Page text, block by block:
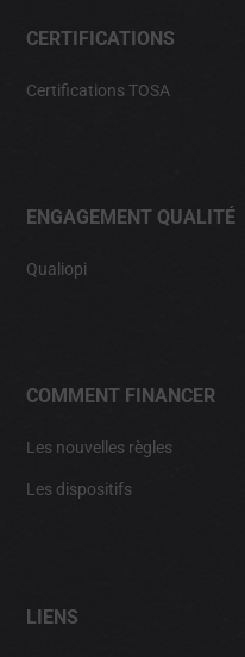
CERTIFICATIONS
Certifications TOSA
ENGAGEMENT QUALITÉ
Qualiopi
COMMENT FINANCER
Les nouvelles règles
Les dispositifs
LIENS